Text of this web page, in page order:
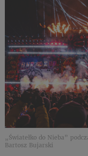
„Światełko do Nieba”
Bartosz Bujarski